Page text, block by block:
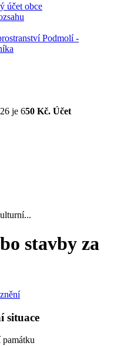
účet obce
Podmolí -
je 650 Kč. Účet
stavby za
situace